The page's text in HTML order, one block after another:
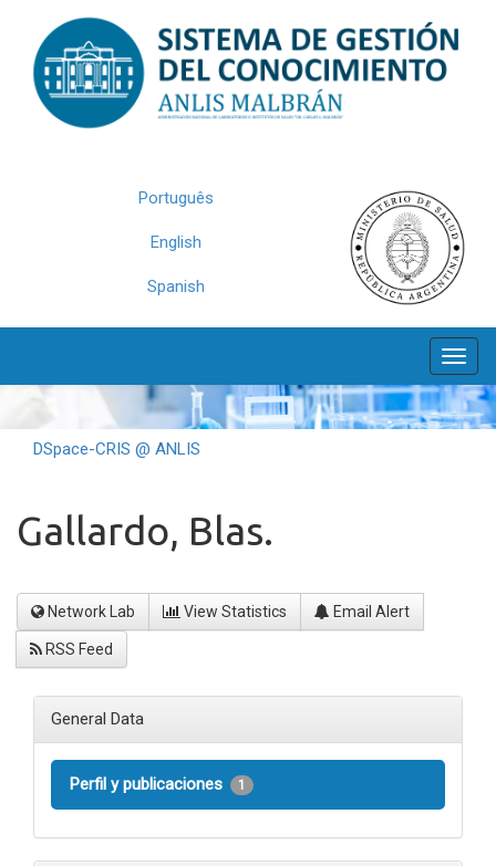
navigation
Português
English
Spanish
DSpace-CRIS @ ANLIS
Gallardo, Blas.
Network Lab View Statistics Email Alert
RSS Feed
General Data
Perfil y publicaciones 1